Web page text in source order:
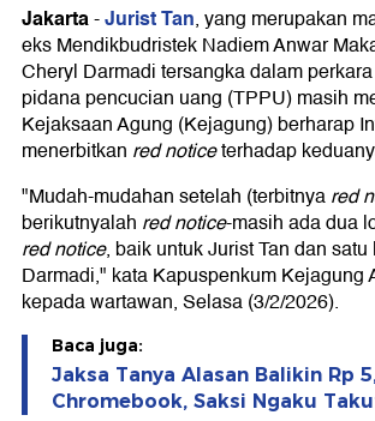
Jakarta-Jurist Tan, yang merupakan
eks Mendikbudristek Nadiem Anwar
Cheryl Darmadi tersangka dalam
pidana pencucian uang (TPPU) masih
Kejaksaan Agung (Kejagung) berharap
menerbitkan red noticeterhadap
"Mudah-mudahan setelah (terbitnyared
berikutnyalah red notice-masih ada dua
red notice, baik untuk Jurist Tan dan
Darmadi," kata Kapuspenkum Kejagung
kepada wartawan, Selasa (3/2/2026).
Baca juga:
Jaksa Tanya Alasan Balikin Rp
Chromebook, Saksi Ngaku